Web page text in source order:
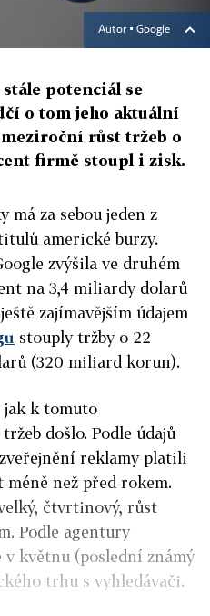
Autor ▪ Google
potenciál se
o tom jeho aktuální
meziroční růst tržeb o
firmě stoupl i zisk.
má za sebou jeden z
americké burzy.
zvýšila ve druhém
na 3,4 miliardy dolarů
zajímavějším údajem
stouply tržby o 22
(320 miliard korun).
jak k tomuto
došlo. Podle údajů
reklamy platili
než před rokem.
čtvrtinový, růst
Podle agentury
v květnu (poslední známý
trhu s vyhledávači.